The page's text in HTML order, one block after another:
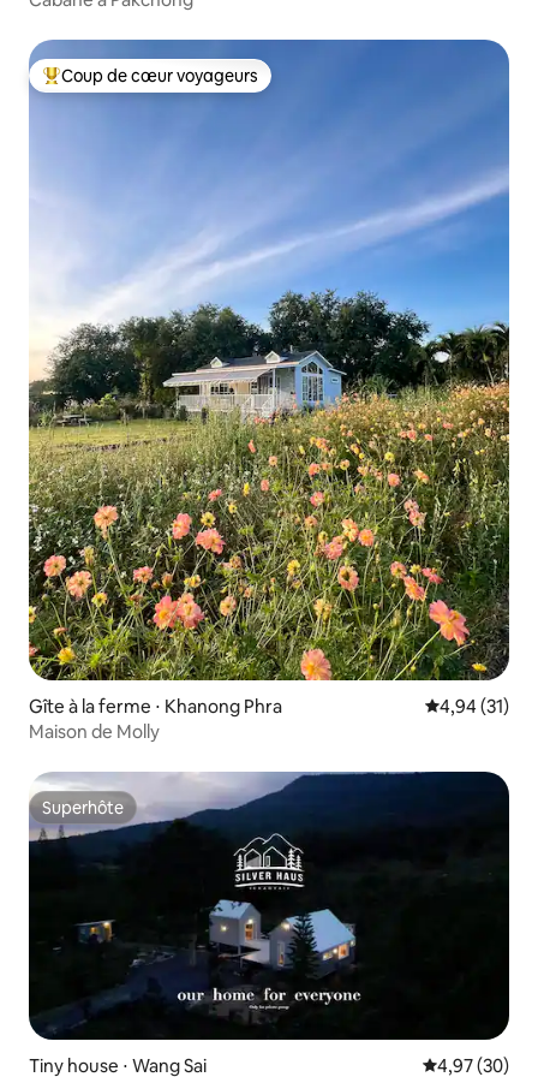
Coups de cœur voyageurs les plus appréciés
Coup de cœur voyageurs
Gîte à la ferme ⋅ Khanong Phra Évaluation
4,94 (31)
Maison de Molly
Superhôte
Superhôte
Tiny house ⋅ Wang Sai Évaluation
4,97 (30)